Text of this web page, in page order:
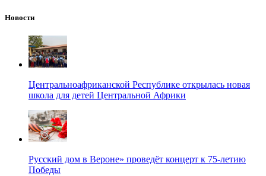
Новости
Центральноафриканской Республике открылась новая
школа для детей Центральной Африки
Русский дом в Вероне» проведёт концерт к 75-летию
Победы